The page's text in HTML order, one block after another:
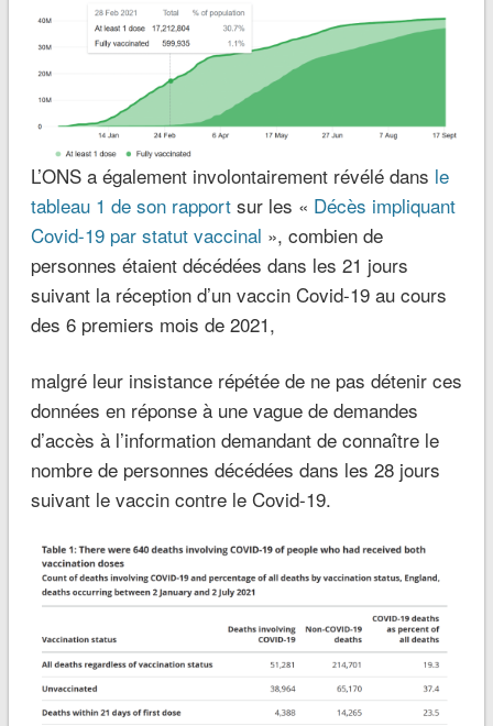
L’ONS a également involontairement révélé dans le
tableau 1 de son rapportsur les « Décès impliquant
Covid-19 par statut vaccinal », combien de
personnes étaient décédées dans les 21 jours
suivant la réception d’un vaccin Covid-19 au cours
des 6 premiers mois de 2021,
malgré leur insistance répétée de ne pas détenir ces
données en réponse à une vague de demandes
d’accès à l’information demandant de connaître le
nombre de personnes décédées dans les 28 jours
suivant le vaccin contre le Covid-19.